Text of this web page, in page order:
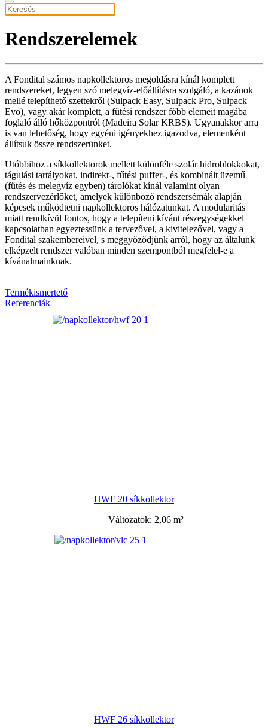
Rendszerelemek
A Fondital számos napkollektoros megoldásra kínál komplett
rendszereket, legyen szó melegvíz-előállításra szolgáló, a kazánok
mellé telepíthető szettekről (Sulpack Easy, Sulpack Pro, Sulpack
Evo), vagy akár komplett, a fűtési rendszer főbb elemeit magába
foglaló álló hőközpontról (Madeira Solar KRBS). Ugyanakkor arra
is van lehetőség, hogy egyéni igényekhez igazodva, elemenként
állítsuk össze rendszerünket.
Utóbbihoz a síkkollektorok mellett különféle szolár hidroblokkokat,
tágulási tartályokat, indirekt-, fűtési puffer-, és kombinált üzemű
(fűtés és melegvíz egyben) tárolókat kínál valamint olyan
rendszervezérlőket, amelyek különböző rendszersémák alapján
képesek működtetni napkollektoros hálózatunkat. A modularitás
miatt rendkívül fontos, hogy a telepíteni kívánt részegységekkel
kapcsolatban egyeztessünk a tervezővel, a kivitelezővel, vagy a
Fondital szakembereivel, s meggyőződjünk arról, hogy az általunk
elképzelt rendszer valóban minden szempontból megfelel-e a
kívánalmainknak.
Termékismertető
Referenciák
HWF 20 síkkollektor
Változatok: 2,06 m²
HWF 26 síkkollektor